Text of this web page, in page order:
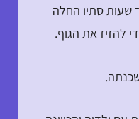
שעות סתיו החלה
להזיז את הגוף.